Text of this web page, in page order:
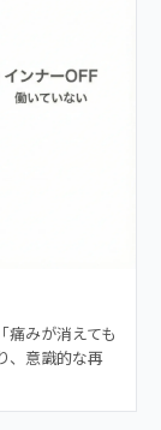
痛みが消えても
、意識的な再